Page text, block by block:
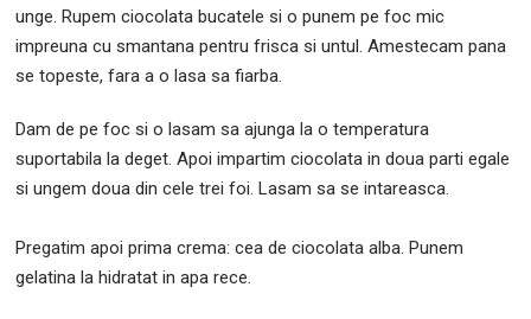
unge. Rupem ciocolata bucatele si o punem pe foc mic
impreuna cu smantana pentru frisca si untul. Amestecam pana
se topeste, fara a o lasa sa fiarba.
Dam de pe foc si o lasam sa ajunga la o temperatura
suportabila la deget. Apoi impartim ciocolata in doua parti egale
si ungem doua din cele trei foi. Lasam sa se intareasca.
Pregatim apoi prima crema: cea de ciocolata alba. Punem
gelatina la hidratat in apa rece.